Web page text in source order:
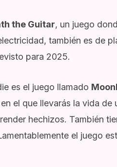
the Guitar, un juego
también es de
para 2025.
es el juego llamado
el que llevarás la vida
hechizos. También
el juego